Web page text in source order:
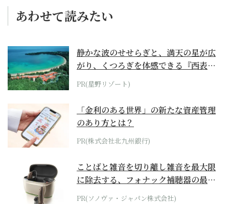
あわせて読みたい
静かな波のせせらぎと、満天の星が広
がり、くつろぎを体感できる『西表島
ホテル by...
PR(星野リゾート)
「金利のある世界」の新たな資産管理
のあり方とは？
PR(株式会社北九州銀行)
ことばと雑音を切り離し雑音を最大限
に除去する、フォナック補聴器の最上
位モデル
PR(ソノヴァ・ジャパン株式会社)